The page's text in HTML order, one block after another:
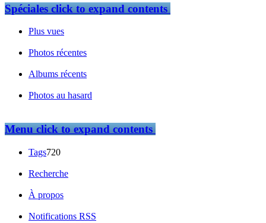
Spécialesclick to expand contents
Plus vues
Photos récentes
Albums récents
Photos au hasard
Menuclick to expand contents
Tags720
Recherche
À propos
Notifications RSS